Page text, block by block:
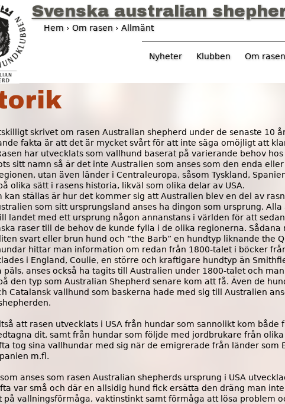
Jump to
Svenska australian
skrivet om rasen Australian shepherd under de senaste 10
fakta är att det är mycket svårt för att inte säga omöjligt att
har utvecklats som vallhund baserat på varierande behov
sitt namn så är det inte Australien som anses som den enda
utan även länder i Centraleuropa, såsom Tyskland,
olika sätt i rasens historia, likväl som olika delar av USA.
kan ställas är hur det kommer sig att Australien blev en del av
som sitt ursprungsland anses ha dingon som ursprung.
landet med ett ursprung någon annanstans i världen för att
raser till de behov de kunde fylla i de olika regionerna. Sådana
svart eller brun hund och “the Barb” en hundtyp liknande the
hittar man information om redan från 1800-talet i böcker
i England, Coulie, en större och kraftigare hundtyp än
päls, anses också ha tagits till Australien under 1800-talet och
den typ som Australian Shepherd senare kom att få. Även de
Catalansk vallhund som baskerna hade med sig till Australien
att rasen utvecklats i USA från hundar som sannolikt kom både
dit, samt från hundar som följde med jordbrukare från
tog sina vallhundar med sig när de emigrerade från länder som
m.fl.
anses som rasen Australian shepherds ursprung i USA
var små och där en allsidig hund fick ersätta den dräng man
på vallningsförmåga, vaktinstinkt samt förmåga att lösa problem
Nyheter Klubben Om rasen
ä
r
h
ä
r
Hem › Om rasen › Allmänt